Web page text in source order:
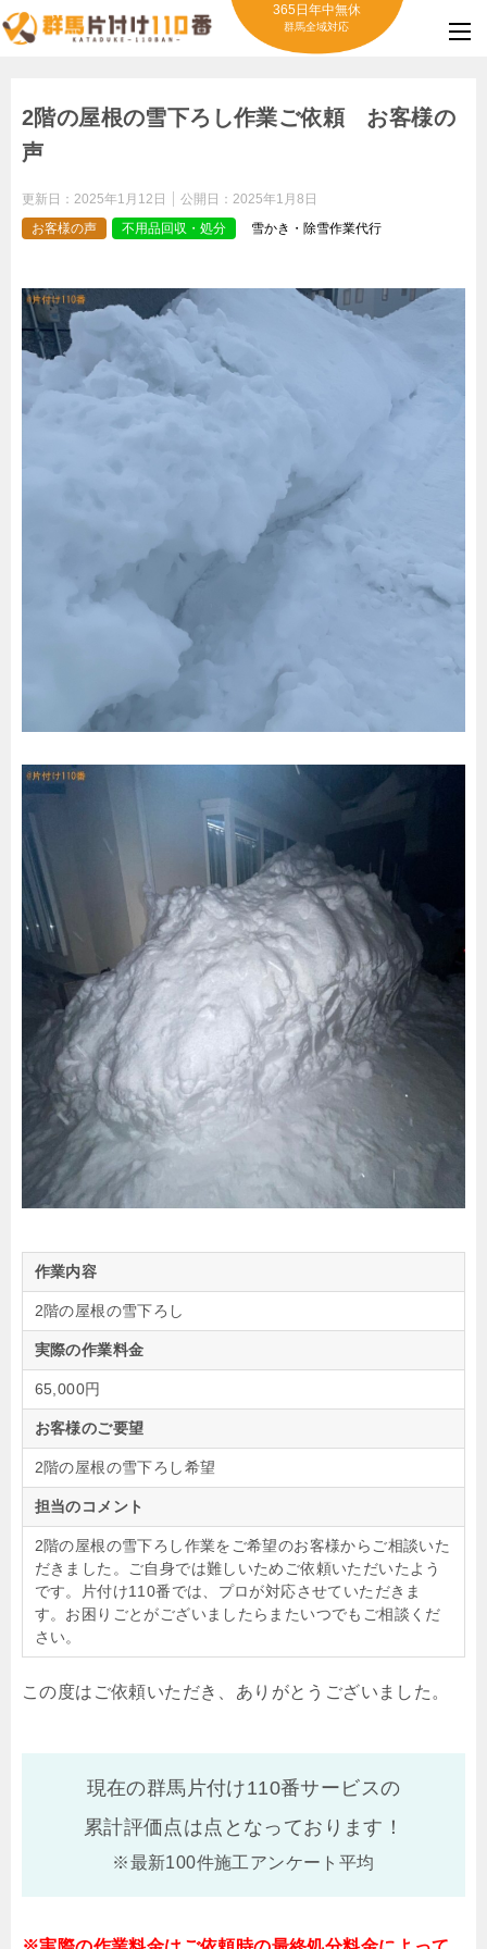
365日年中無休
群馬全域対応
2階の屋根の雪下ろし作業ご依頼 お客様の
声
更新日： 2025年1月12日 公開日： 2025年1月8日
お客様の声
不用品回収・処分 雪かき・除雪作業代行
作業内容
2階の屋根の雪下ろし
実際の作業料金
65,000円
お客様のご要望
2階の屋根の雪下ろし希望
担当のコメント
2階の屋根の雪下ろし作業をご希望のお客様からご相談いた
だきました。ご自身では難しいためご依頼いただいたよう
です。片付け110番では、プロが対応させていただきま
す。お困りごとがございましたらまたいつでもご相談くだ
さい。
この度はご依頼いただき、ありがとうございました。
現在の群馬片付け110番サービスの
累計評価点は点となっております！
※最新100件施工アンケート平均